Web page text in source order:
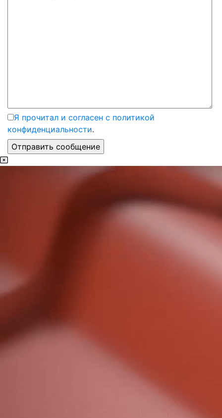
Я прочитал и согласен с политикой
конфиденциальности.